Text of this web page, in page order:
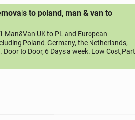
to poland, man & van to
Man&Van UK to PL and European
Poland, Germany, the Netherlands,
Door to Door, 6 Days a week. Low Cost,Part